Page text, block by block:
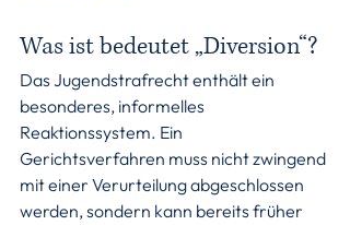
Was ist bedeutet „Diversion“?
Das Jugendstrafrecht enthält ein
besonderes, informelles
Reaktionssystem. Ein
Gerichtsverfahren muss nicht zwingend
mit einer Verurteilung abgeschlossen
werden, sondern kann bereits früher